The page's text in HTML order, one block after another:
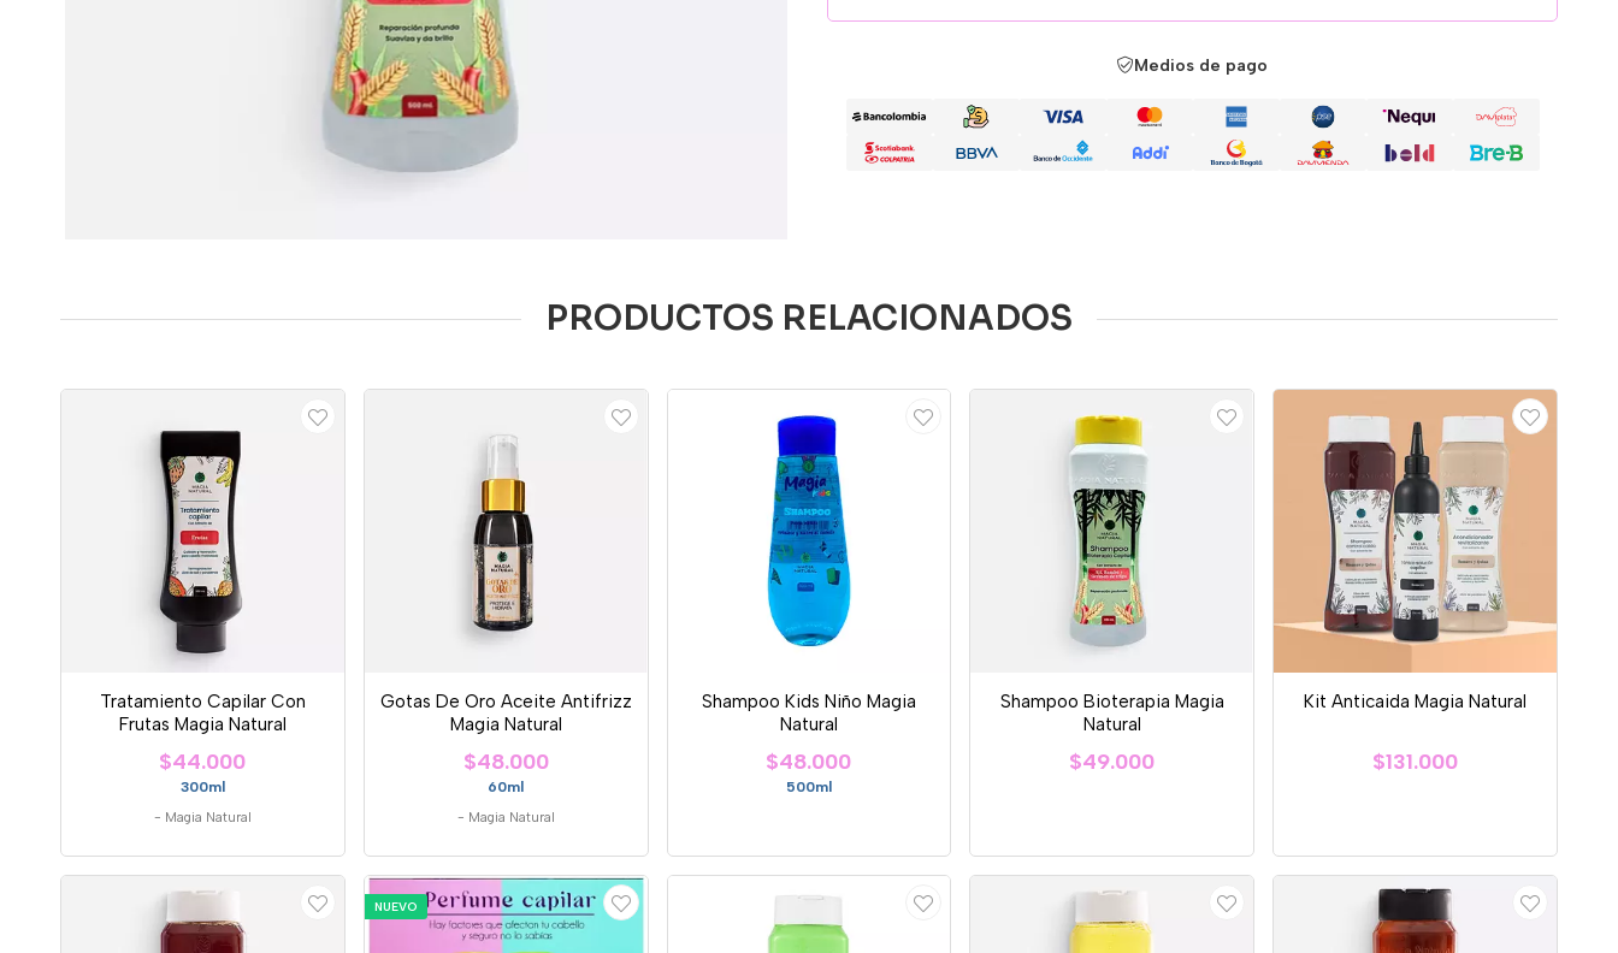
Medios de pago
PRODUCTOS RELACIONADOS
Tratamiento Capilar Con
Frutas Magia Natural
$44.000
300ml
- Magia Natural
Gotas De Oro Aceite Antifrizz
Magia Natural
$48.000
60ml
- Magia Natural
Shampoo Kids Niño Magia
Natural
$48.000
500ml
Shampoo Bioterapia Magia
Natural
$49.000
Kit Anticaida Magia Natural
$131.000
NUEVO